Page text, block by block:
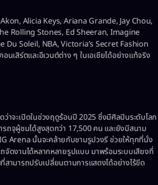
Alicia Keys, Ariana Grande, Jay Chou,
Rolling Stones, Ed Sheeran, Imagine
Soleil, NBA, Victoria’s Secret Fashion
เสิร์ตและอีเวนต์ต่าง ๆ ในเอเชียได้อย่างแท้จริง
าจะเปิดในช่วงฤดูร้อนปี 2025 ซึ่งมีศิลปินระดับโลก
ถจุผู้ชมได้สูงสุดกว่า 17,500 คน และยังมีสนาม
Arena นั้นจะคล้ายกับชามรูปวงรี ช่วยให้ทุกที่นั่ง
จัดงานได้หลากหลายรูปแบบ มาพร้อมระบบเสียงที่
ามารถปรับเปลี่ยนตามการแสดงได้อย่างไร้ขีด